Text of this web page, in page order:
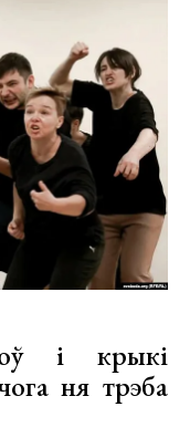
і крыкі
ня трэба